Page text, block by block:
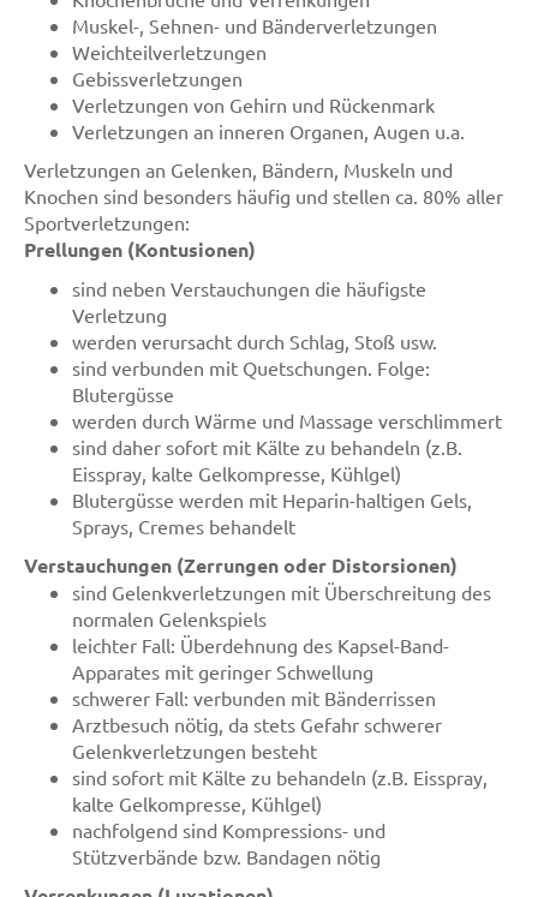
Muskel-, Sehnen- und Bänderverletzungen
Weichteilverletzungen
Gebissverletzungen
Verletzungen von Gehirn und Rückenmark
Verletzungen an inneren Organen, Augen u.a.
Verletzungen an Gelenken, Bändern, Muskeln und
Knochen sind besonders häufig und stellen ca. 80% aller
Sportverletzungen:
Prellungen (Kontusionen)
sind neben Verstauchungen die häufigste
Verletzung
werden verursacht durch Schlag, Stoß usw.
sind verbunden mit Quetschungen. Folge:
Blutergüsse
werden durch Wärme und Massage verschlimmert
sind daher sofort mit Kälte zu behandeln (z.B.
Eisspray, kalte Gelkompresse, Kühlgel)
Blutergüsse werden mit Heparin-haltigen Gels,
Sprays, Cremes behandelt
Verstauchungen (Zerrungen oder Distorsionen)
sind Gelenkverletzungen mit Überschreitung des
normalen Gelenkspiels
leichter Fall: Überdehnung des Kapsel-Band-
Apparates mit geringer Schwellung
schwerer Fall: verbunden mit Bänderrissen
Arztbesuch nötig, da stets Gefahr schwerer
Gelenkverletzungen besteht
sind sofort mit Kälte zu behandeln (z.B. Eisspray,
kalte Gelkompresse, Kühlgel)
nachfolgend sind Kompressions- und
Stützverbände bzw. Bandagen nötig